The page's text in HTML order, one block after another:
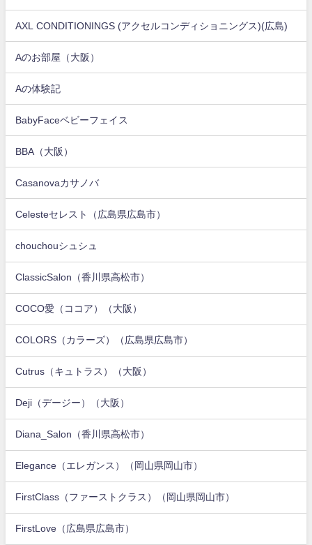
AXL CONDITIONINGS (アクセルコンディショニングス)(広島)
Aのお部屋（大阪）
Aの体験記
BabyFaceベビーフェイス
BBA（大阪）
Casanovaカサノバ
Celesteセレスト（広島県広島市）
chouchouシュシュ
ClassicSalon（香川県高松市）
COCO愛（ココア）（大阪）
COLORS（カラーズ）（広島県広島市）
Cutrus（キュトラス）（大阪）
Deji（デージー）（大阪）
Diana_Salon（香川県高松市）
Elegance（エレガンス）（岡山県岡山市）
FirstClass（ファーストクラス）（岡山県岡山市）
FirstLove（広島県広島市）